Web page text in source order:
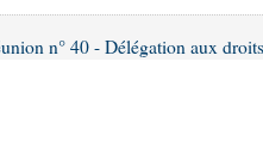
n° 40 - Délégation aux